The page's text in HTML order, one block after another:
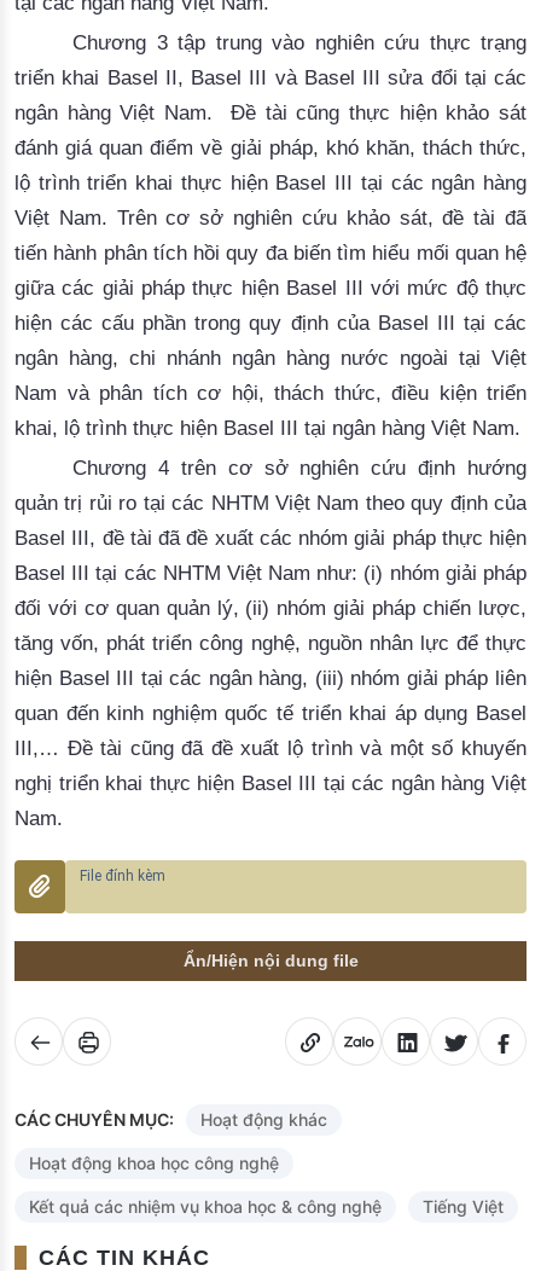
Chương 3 tập trung vào nghiên cứu thực trạng
triển khai Basel II, Basel III và Basel III sửa đổi tại các
ngân hàng Việt Nam. Đề tài cũng thực hiện khảo sát
đánh giá quan điểm về giải pháp, khó khăn, thách thức,
lộ trình triển khai thực hiện Basel III tại các ngân hàng
Việt Nam. Trên cơ sở nghiên cứu khảo sát, đề tài đã
tiến hành phân tích hồi quy đa biến tìm hiểu mối quan hệ
giữa các giải pháp thực hiện Basel III với mức độ thực
hiện các cấu phần trong quy định của Basel III tại các
ngân hàng, chi nhánh ngân hàng nước ngoài tại Việt
Nam và phân tích cơ hội, thách thức, điều kiện triển
khai, lộ trình thực hiện Basel III tại ngân hàng Việt Nam.
Chương 4 trên cơ sở nghiên cứu định hướng
quản trị rủi ro tại các NHTM Việt Nam theo quy định của
Basel III, đề tài đã đề xuất các nhóm giải pháp thực hiện
Basel III tại các NHTM Việt Nam như: (i) nhóm giải pháp
đối với cơ quan quản lý, (ii) nhóm giải pháp chiến lược,
tăng vốn, phát triển công nghệ, nguồn nhân lực để thực
hiện Basel III tại các ngân hàng, (iii) nhóm giải pháp liên
quan đến kinh nghiệm quốc tế triển khai áp dụng Basel
III,… Đề tài cũng đã đề xuất lộ trình và một số khuyến
nghị triển khai thực hiện Basel III tại các ngân hàng Việt
Nam.
Ẩn/Hiện nội dung file
CÁC CHUYÊN MỤC: Hoạt động khác
Hoạt động khoa học công nghệ
Kết quả các nhiệm vụ khoa học & công nghệ Tiếng Việt
CÁC TIN KHÁC